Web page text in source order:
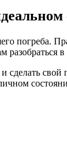
сделать